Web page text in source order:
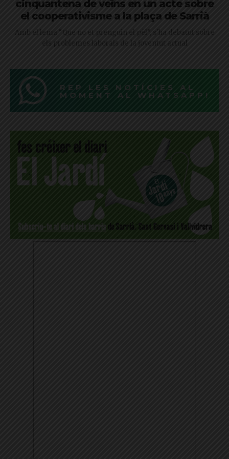
cinquantena de veïns en un acte sobre
el cooperativisme a la plaça de Sarrià
Amb el lema “Que no et prenguin el pèl”, s'ha debatut sobre
els problemes laborals de la joventut actual
REP LES NOTÍCIES AL
MOMENT AL WHATSAPP!